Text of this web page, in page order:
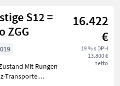
S12 =
ZGG
16.422
€
19 % s DPH
13.800 €
netto
Mit Rungen
Transporte